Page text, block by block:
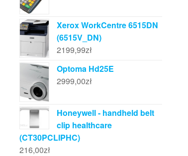
Xerox WorkCentre 6515DN
(6515V_DN)
2199,99zł
Optoma Hd25E
2999,00zł
Honeywell - handheld belt
clip healthcare
(CT30PCLIPHC)
216,00zł